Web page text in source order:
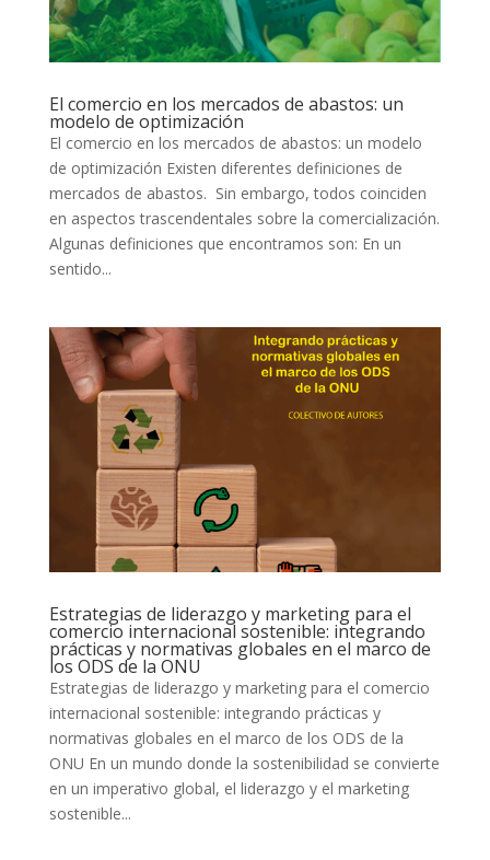
El comercio en los mercados de abastos: un
modelo de optimización
El comercio en los mercados de abastos: un modelo
de optimización Existen diferentes definiciones de
mercados de abastos. Sin embargo, todos coinciden
en aspectos trascendentales sobre la comercialización.
Algunas definiciones que encontramos son: En un
sentido...
Estrategias de liderazgo y marketing para el
comercio internacional sostenible: integrando
prácticas y normativas globales en el marco de
los ODS de la ONU
Estrategias de liderazgo y marketing para el comercio
internacional sostenible: integrando prácticas y
normativas globales en el marco de los ODS de la
ONU En un mundo donde la sostenibilidad se convierte
en un imperativo global, el liderazgo y el marketing
sostenible...